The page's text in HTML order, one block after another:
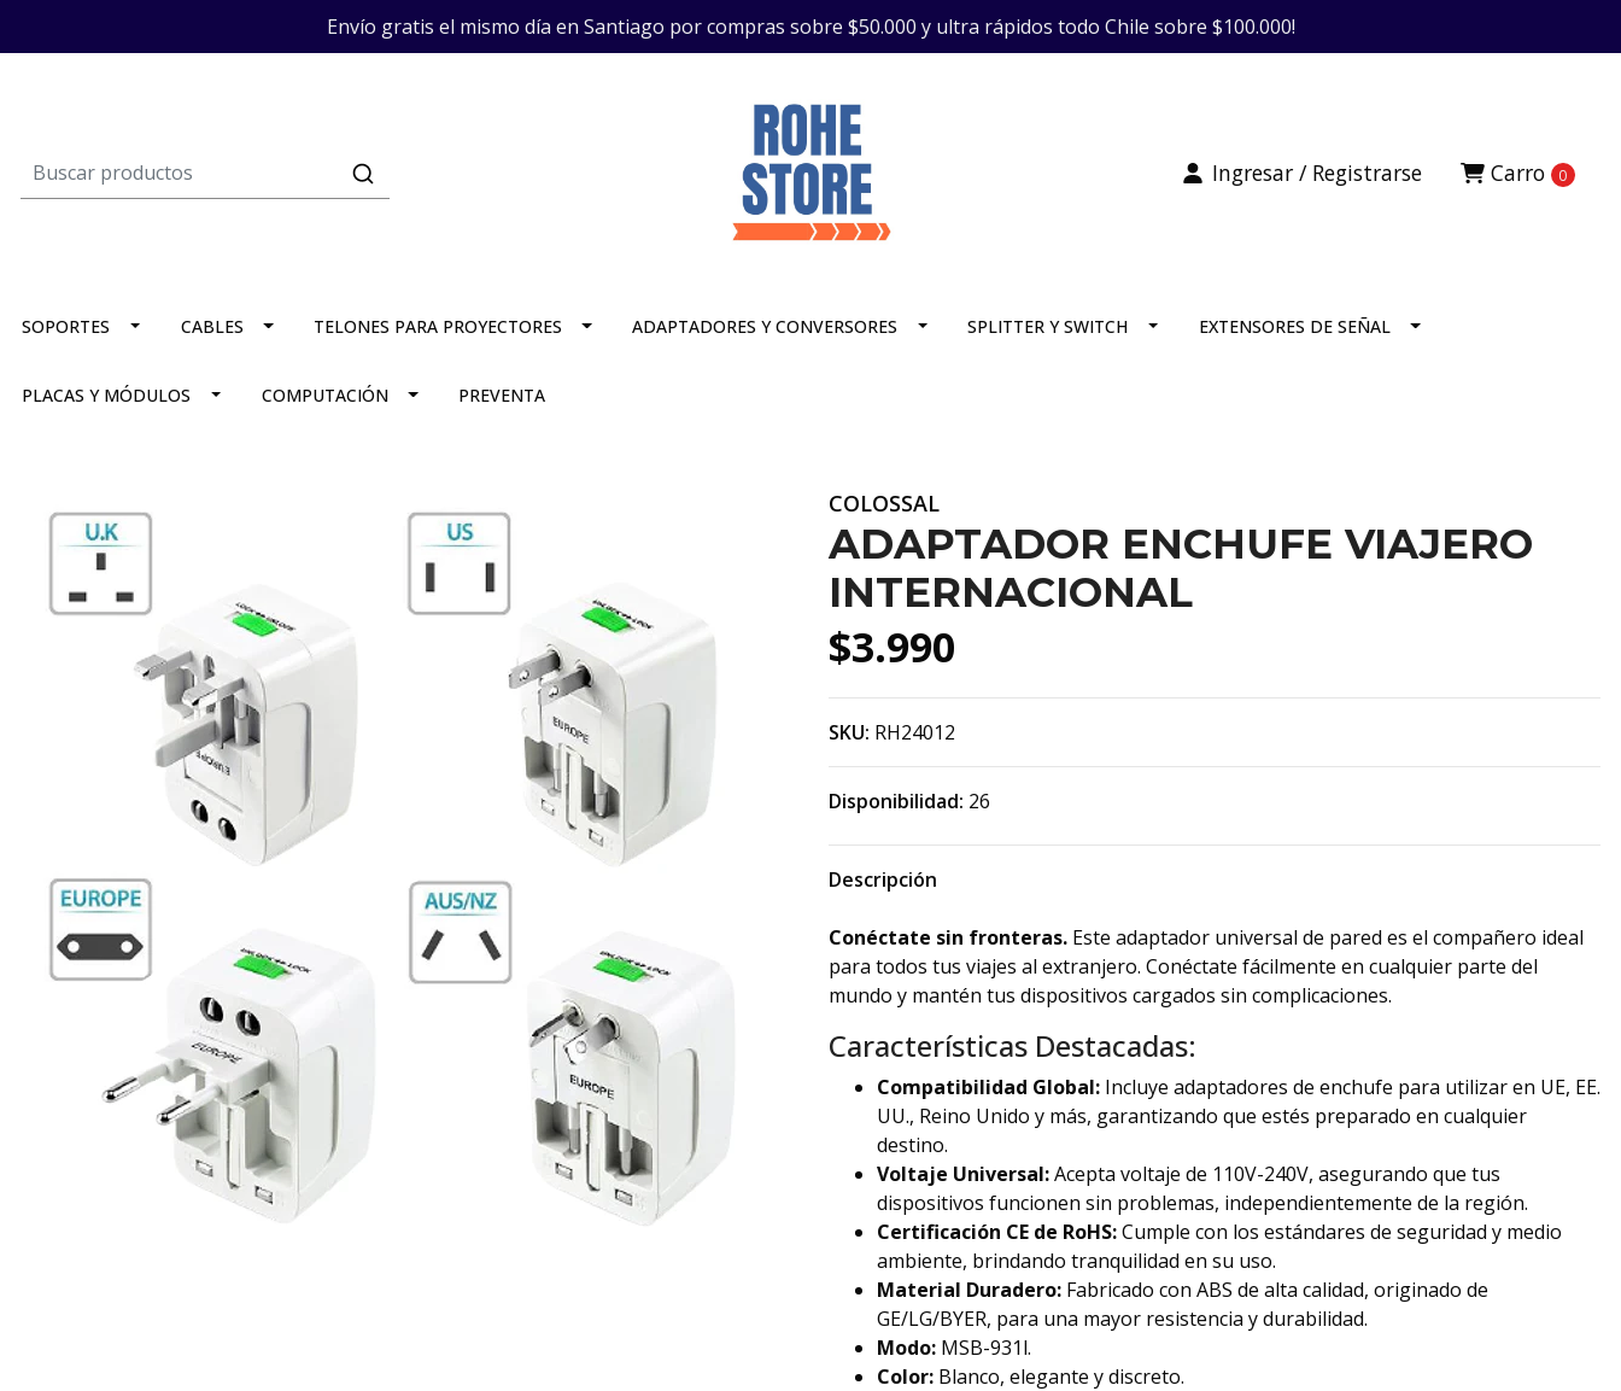
Envío gratis el mismo día en Santiago por compras sobre $50.000 y ultra rápidos todo Chile sobre $100.000!
Carro 0
Ingresar / Registrarse
SOPORTES CABLES TELONES PARA PROYECTORES ADAPTADORES Y CONVERSORES SPLITTER Y SWITCH EXTENSORES DE SEÑAL
PLACAS Y MÓDULOS COMPUTACIÓN PREVENTA
COLOSSAL
ADAPTADOR ENCHUFE VIAJERO
INTERNACIONAL
$3.990
SKU: RH24012
Disponibilidad: 26
Descripción
Conéctate sin fronteras. Este adaptador universal de pared es el compañero ideal
para todos tus viajes al extranjero. Conéctate fácilmente en cualquier parte del
mundo y mantén tus dispositivos cargados sin complicaciones.
Características Destacadas:
Compatibilidad Global: Incluye adaptadores de enchufe para utilizar en UE, EE.
UU., Reino Unido y más, garantizando que estés preparado en cualquier
destino.
Voltaje Universal:Acepta voltaje de 110V-240V, asegurando que tus
dispositivos funcionen sin problemas, independientemente de la región.
Certificación CE de RoHS:Cumple con los estándares de seguridad y medio
ambiente, brindando tranquilidad en su uso.
Material Duradero: Fabricado con ABS de alta calidad, originado de
GE/LG/BYER, para una mayor resistencia y durabilidad.
Modo: MSB-931l.
Color: Blanco, elegante y discreto.